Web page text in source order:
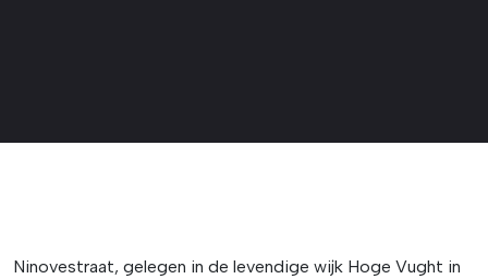
Ninovestraat, gelegen in de levendige wijk Hoge Vught in